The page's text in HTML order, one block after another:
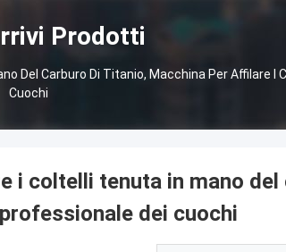
Prodotti
Del Carburo Di Titanio, Macchina Per Affilare I
Cuochi
i coltelli tenuta in mano
dei cuochi